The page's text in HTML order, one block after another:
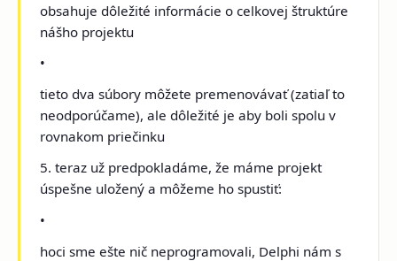
obsahuje dôležité informácie o celkovej štruktúre
nášho projektu
•
tieto dva súbory môžete premenovávať (zatiaľ to
neodporúčame), ale dôležité je aby boli spolu v
rovnakom priečinku
5. teraz už predpokladáme, že máme projekt
úspešne uložený a môžeme ho spustiť:
•
hoci sme ešte nič neprogramovali, Delphi nám s